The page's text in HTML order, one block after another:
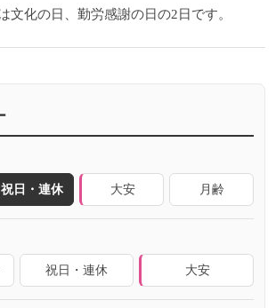
文化の日、勤労感謝の日の2日です。
祝日・連休 大安 月齢
祝日・連休 大安